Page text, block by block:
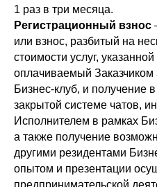
1 раз в три месяца.
Регистрационный взнос
или взнос, разбитый на
стоимости услуг,
оплачиваемый Заказчиком
Бизнес-клуб, и получение
закрытой системе чатов,
Исполнителем в рамках
а также получение
другими резидентами
опытом и презентации
предпринимательской